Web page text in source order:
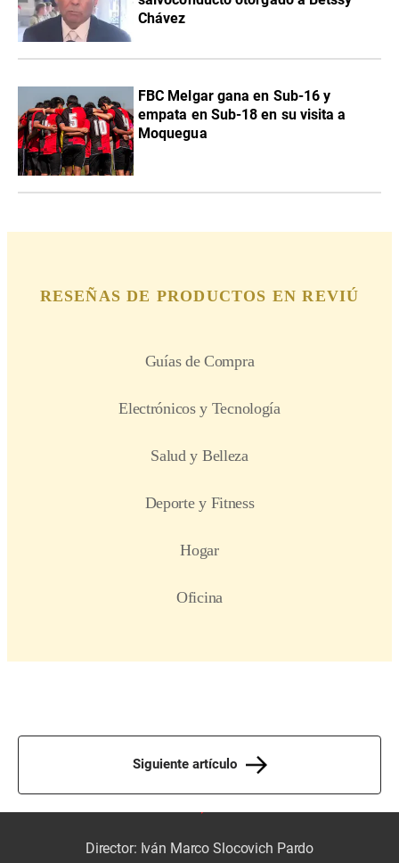
Chávez
FBC Melgar gana en Sub-16 y
empata en Sub-18 en su visita a
Moquegua
Siguiente artículo
Director: Iván Marco Slocovich Pardo